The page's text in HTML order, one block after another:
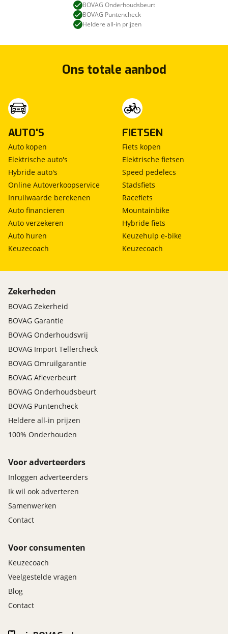
BOVAG Onderhoudsbeurt
BOVAG Puntencheck
Heldere all-in prijzen
Ons totale aanbod
AUTO'S
Auto kopen
Elektrische auto's
Hybride auto's
Online Autoverkoopservice
Inruilwaarde berekenen
Auto financieren
Auto verzekeren
Auto huren
Keuzecoach
FIETSEN
Fiets kopen
Elektrische fietsen
Speed pedelecs
Stadsfiets
Racefiets
Mountainbike
Hybride fiets
Keuzehulp e-bike
Keuzecoach
Zekerheden
BOVAG Zekerheid
BOVAG Garantie
BOVAG Onderhoudsvrij
BOVAG Import Tellercheck
BOVAG Omruilgarantie
BOVAG Afleverbeurt
BOVAG Onderhoudsbeurt
BOVAG Puntencheck
Heldere all-in prijzen
100% Onderhouden
Voor adverteerders
Inloggen adverteerders
Ik wil ook adverteren
Samenwerken
Contact
Voor consumenten
Keuzecoach
Veelgestelde vragen
Blog
Contact